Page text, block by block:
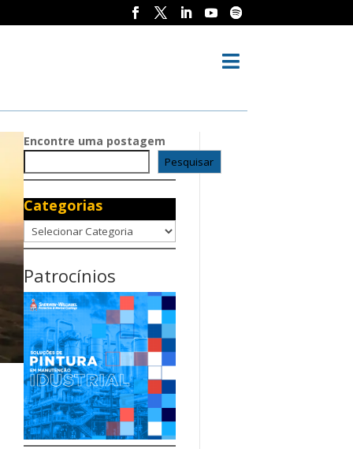

Encontre uma postagem
Pesquisar
Categorias
Categorias
Patrocínios